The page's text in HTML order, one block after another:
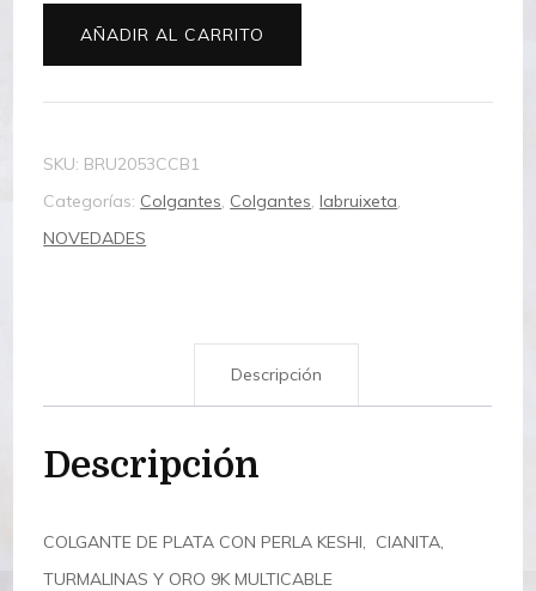
cantidad
AÑADIR AL CARRITO
SKU: BRU2053CCB1
Categorías: Colgantes Colgantes ,labruixeta
NOVEDADES
Descripción
Descripción
COLGANTE DE PLATA CON PERLA KESHI, CIANITA,
TURMALINAS Y ORO 9K MULTICABLE